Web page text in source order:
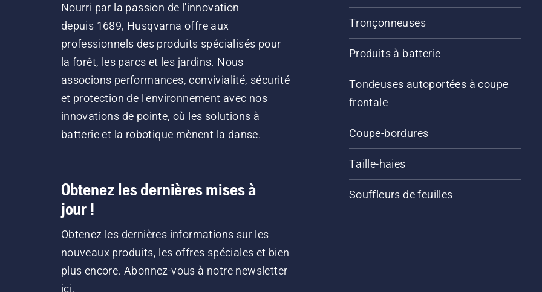
Nourri par la passion de l'innovation
depuis 1689, Husqvarna offre aux
professionnels des produits spécialisés pour
la forêt, les parcs et les jardins. Nous
associons performances, convivialité, sécurité
et protection de l'environnement avec nos
innovations de pointe, où les solutions à
batterie et la robotique mènent la danse.
Obtenez les dernières mises à
jour !
Obtenez les dernières informations sur les
nouveaux produits, les offres spéciales et bien
plus encore. Abonnez-vous à notre newsletter
ici.
Tronçonneuses
Produits à batterie
Tondeuses autoportées à coupe
frontale
Coupe-bordures
Taille-haies
Souffleurs de feuilles